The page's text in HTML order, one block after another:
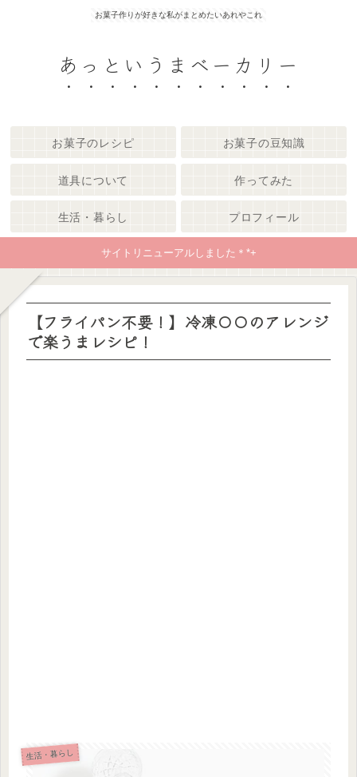
お菓子作りが好きな私がまとめたいあれやこれ
あっというまベーカリー
お菓子のレシピ お菓子の豆知識
道具について 作ってみた
生活・暮らし プロフィール
サイトリニューアルしました＊*+
【フライパン不要！】冷凍〇〇のアレンジ
で楽うまレシピ！
生活・暮らし